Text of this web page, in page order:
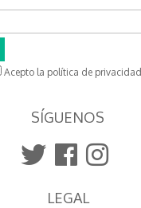
Acepto la política de privacidad
SÍGUENOS
LEGAL